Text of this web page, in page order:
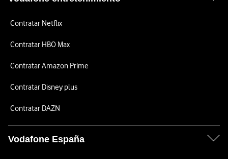
Contratar Netflix
Contratar HBO Max
Contratar Amazon Prime
Contratar Disney plus
Contratar DAZN
Vodafone España